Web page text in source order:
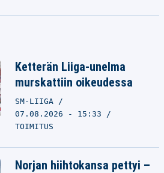
Ketterän Liiga-unelma
murskattiin oikeudessa
SM-LIIGA
07.08.2026 - 15:33
TOIMITUS
Norjan hiihtokansa pettyi –